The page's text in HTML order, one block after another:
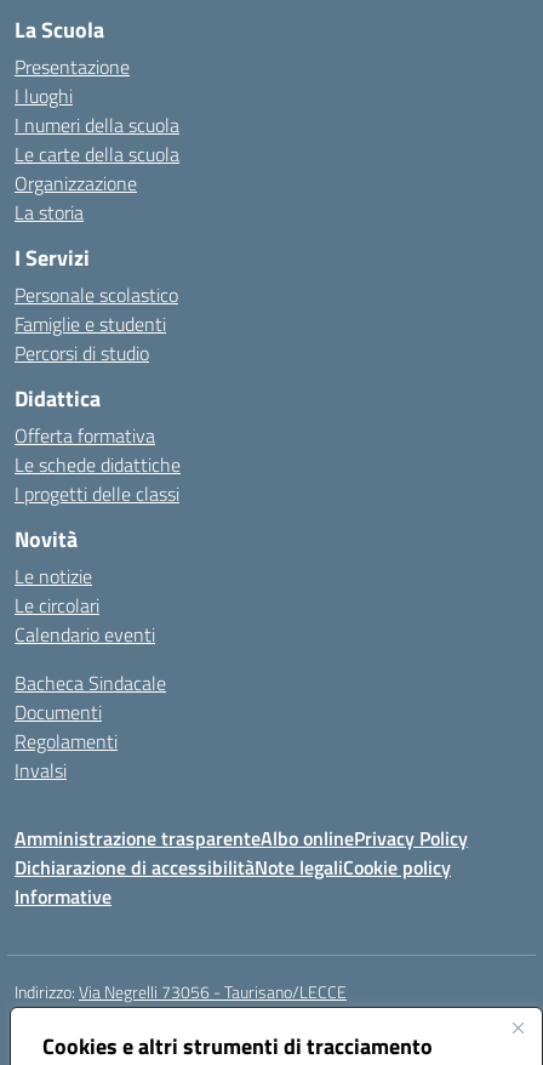
Cookies e altri strumenti di tracciamento
La Scuola
Presentazione
I luoghi
I numeri della scuola
Le carte della scuola
Organizzazione
La storia
I Servizi
Personale scolastico
Famiglie e studenti
Percorsi di studio
Didattica
Offerta formativa
Le schede didattiche
I progetti delle classi
Novità
Le notizie
Le circolari
Calendario eventi
Bacheca Sindacale
Documenti
Regolamenti
Invalsi
Amministrazione trasparenteAlbo onlinePrivacy Policy
Dichiarazione di accessibilitàNote legaliCookie policy
Informative
Indirizzo:Via Negrelli 73056 - Taurisano/LECCE
Centralino:
Posta elettronica certificata (PEC):LEIC88900T@pec.istruzione.it